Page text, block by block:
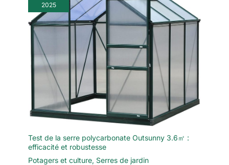
2025
Test de la serre polycarbonate Outsunny 3.6㎡ :
efficacité et robustesse
Potagers et culture, Serres de jardin